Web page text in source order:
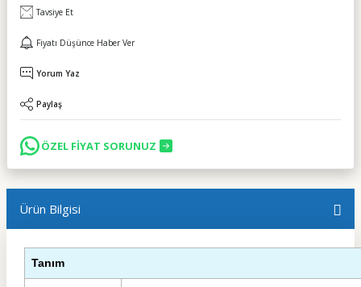
Tavsiye Et
Fiyatı Düşünce Haber Ver
Yorum Yaz
Paylaş
ÖZEL FİYAT SORUNUZ
Ürün Bilgisi
Tanım